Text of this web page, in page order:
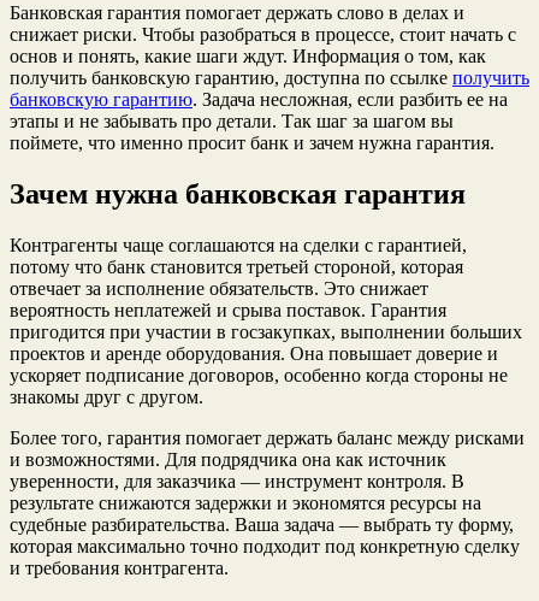
Банковская гарантия помогает держать слово в делах и
снижает риски. Чтобы разобраться в процессе, стоит начать с
основ и понять, какие шаги ждут. Информация о том, как
получить банковскую гарантию, доступна по ссылке получить
банковскую гарантию. Задача несложная, если разбить ее на
этапы и не забывать про детали. Так шаг за шагом вы
поймете, что именно просит банк и зачем нужна гарантия.
Зачем нужна банковская гарантия
Контрагенты чаще соглашаются на сделки с гарантией,
потому что банк становится третьей стороной, которая
отвечает за исполнение обязательств. Это снижает
вероятность неплатежей и срыва поставок. Гарантия
пригодится при участии в госзакупках, выполнении больших
проектов и аренде оборудования. Она повышает доверие и
ускоряет подписание договоров, особенно когда стороны не
знакомы друг с другом.
Более того, гарантия помогает держать баланс между рисками
и возможностями. Для подрядчика она как источник
уверенности, для заказчика — инструмент контроля. В
результате снижаются задержки и экономятся ресурсы на
судебные разбирательства. Ваша задача — выбрать ту форму,
которая максимально точно подходит под конкретную сделку
и требования контрагента.